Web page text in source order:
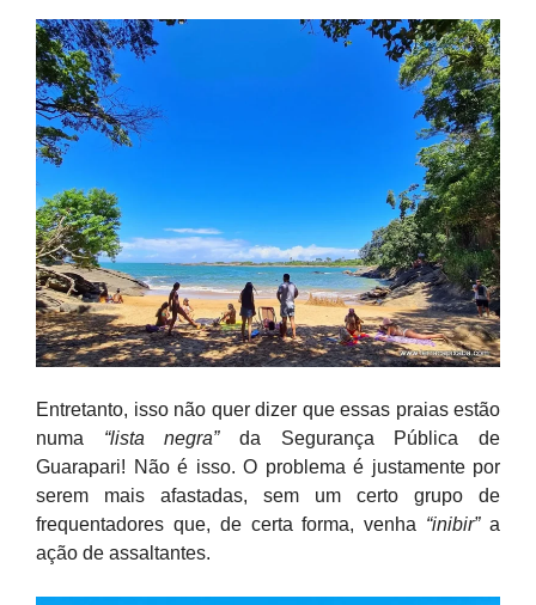
Entretanto, isso não quer dizer que essas praias estão
numa “lista negra”da Segurança Pública de
Guarapari! Não é isso. O problema é justamente por
serem mais afastadas, sem um certo grupo de
frequentadores que, de certa forma, venha “inibir”a
ação de assaltantes.